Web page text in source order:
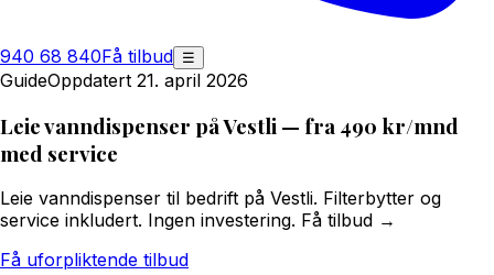
940 68 840Få tilbud ☰
GuideOppdatert 21. april 2026
Leie vanndispenser på Vestli — fra 490 kr/mnd
med service
Leie vanndispenser til bedrift på Vestli. Filterbytter og
service inkludert. Ingen investering. Få tilbud →
Få uforpliktende tilbud